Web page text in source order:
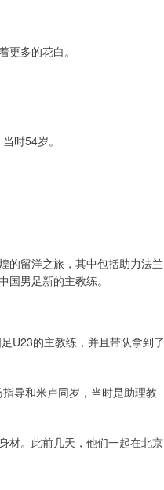
多的花白。
时54岁。
的留洋之旅，其中包括助力法兰
男足新的主教练。
U23的主教练，并且带队拿到了
导和米卢同岁，当时是助理教
材。此前几天，他们一起在北京